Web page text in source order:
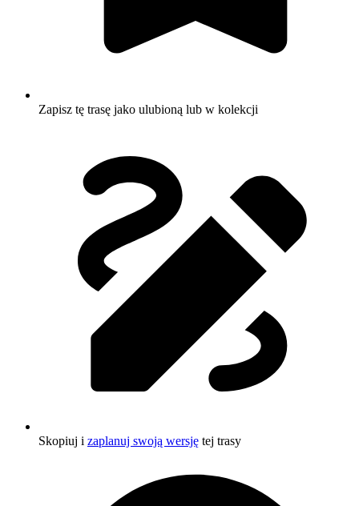
Zapisz tę trasę jako ulubioną lub w kolekcji
Skopiuj i zaplanuj swoją wersję tej trasy